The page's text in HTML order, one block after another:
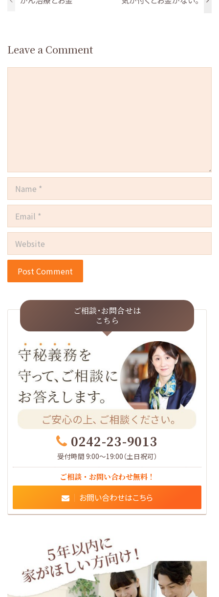
Leave a Comment
Name
Email
Website
ご相談･お問合せは
こちら
0242-23-9013
受付時間 9:00～19:00（土日祝可）
ご相談・お問い合わせ無料！
お問い合わせはこちら